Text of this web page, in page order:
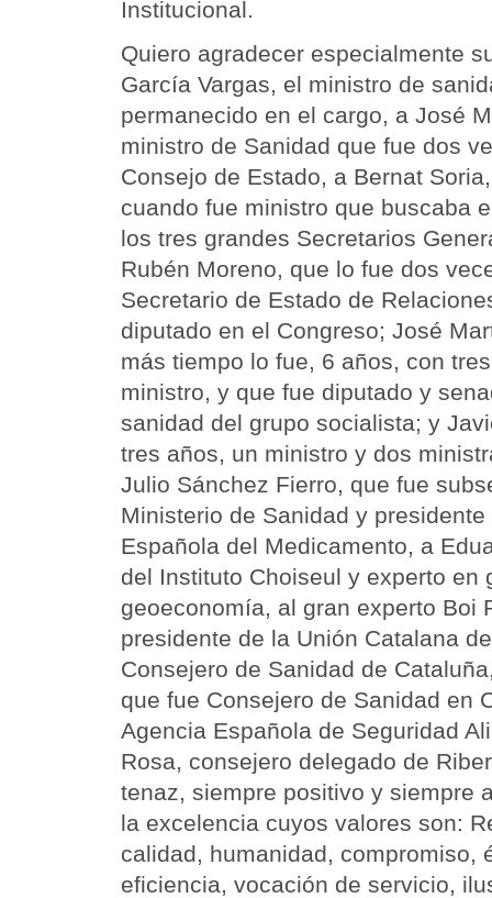
Institucional.
Quiero agradecer especialmente
García Vargas, el ministro de
permanecido en el cargo, a José
ministro de Sanidad que fue dos
Consejo de Estado, a Bernat
cuando fue ministro que buscaba
los tres grandes Secretarios
Rubén Moreno, que lo fue dos
Secretario de Estado de
diputado en el Congreso; José
más tiempo lo fue, 6 años, con
ministro, y que fue diputado y
sanidad del grupo socialista; y
tres años, un ministro y dos
Julio Sánchez Fierro, que fue
Ministerio de Sanidad y
Española del Medicamento, a
del Instituto Choiseul y experto en
geoeconomía, al gran experto Boi
presidente de la Unión Catalana
Consejero de Sanidad de
que fue Consejero de Sanidad en
Agencia Española de Seguridad
Rosa, consejero delegado de
tenaz, siempre positivo y siempre
la excelencia cuyos valores son:
calidad, humanidad, compromiso,
eficiencia, vocación de servicio,